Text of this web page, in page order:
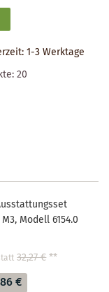
1-3 Werktage
20
Modell 6154.0
32,27 €**
€